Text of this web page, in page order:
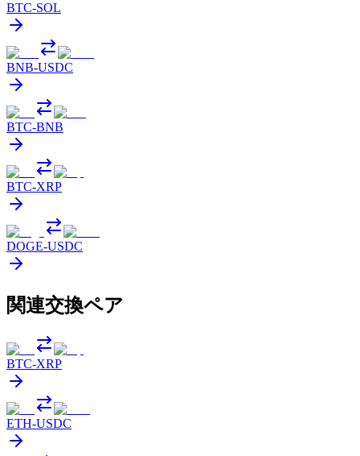
BTC-SOL
BNB-USDC
BTC-BNB
BTC-XRP
DOGE-USDC
関連交換ペア
BTC-XRP
ETH-USDC